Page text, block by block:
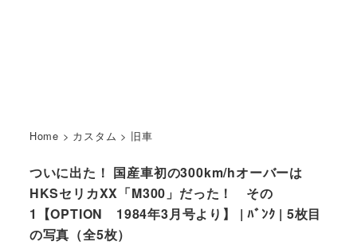
Home > カスタム > 旧車
ついに出た！ 国産車初の300km/hオーバーは
HKSセリカXX「M300」だった！ その
1【OPTION 1984年3月号より】 | ﾊﾞﾝｸ | 5枚目
の写真（全5枚）